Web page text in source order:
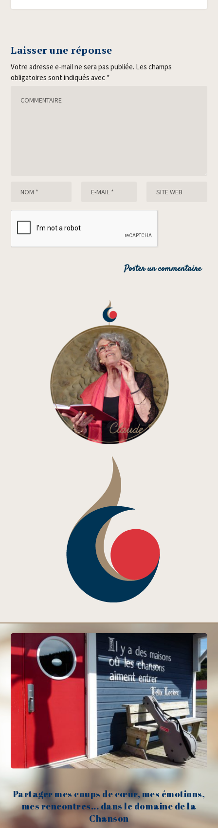
Laisser une réponse
Votre adresse e-mail ne sera pas publiée. Les champs
obligatoires sont indiqués avec *
Partager mes coups de cœur, mes émotions,
mes rencontres... dans le domaine de la
Chanson